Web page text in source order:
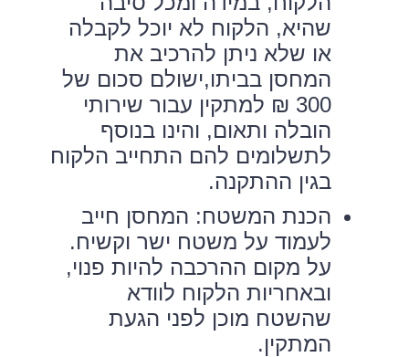
שהיא, הלקוח לא יוכל לקבלה
או שלא ניתן להרכיב את
המחסן בביתו,ישולם סכום של
300 ₪ למתקין עבור שירותי
הובלה ותאום, והינו בנוסף
לתשלומים להם התחייב הלקוח
בגין ההתקנה.
הכנת המשטח: המחסן חייב
לעמוד על משטח ישר וקשיח.
על מקום ההרכבה להיות פנוי,
ובאחריות הלקוח לוודא
שהשטח מוכן לפני הגעת
המתקין.